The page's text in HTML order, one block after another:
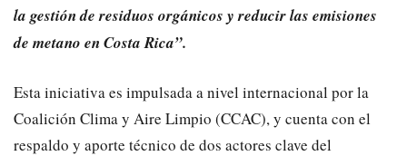
la gestión de residuos orgánicos y reducir las emisiones
de metano en Costa Rica”.
​Esta iniciativa es impulsada a nivel internacional por la
Coalición Clima y Aire Limpio (CCAC), y cuenta con el
respaldo y aporte técnico de dos actores clave del